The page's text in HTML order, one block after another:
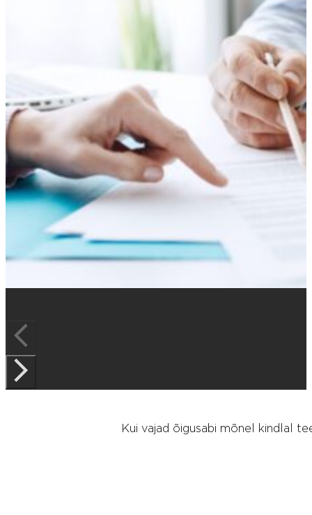
Kui vajad õigusabi mõnel kindlal